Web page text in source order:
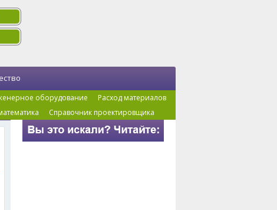
оборудование
Расход материалов
Справочник проектировщика